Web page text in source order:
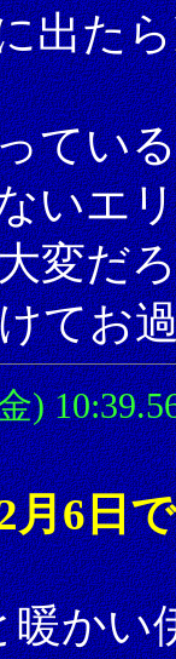
出た
てい
いエ
変だ
てお
)
6日
暖かい